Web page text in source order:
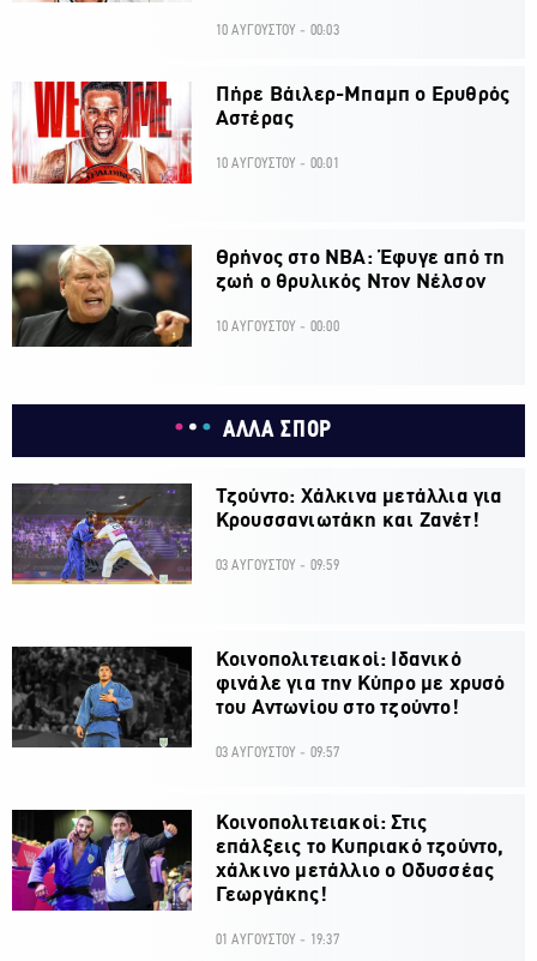
10 ΑΥΓΟΥΣΤΟΥ - 00:03
Πήρε Βάιλερ-Μπαμπ ο Ερυθρός
Αστέρας
10 ΑΥΓΟΥΣΤΟΥ - 00:01
Θρήνος στο ΝΒΑ: Έφυγε από τη
ζωή ο θρυλικός Ντον Νέλσον
10 ΑΥΓΟΥΣΤΟΥ - 00:00
ΑΛΛΑ ΣΠΟΡ
Τζούντο: Χάλκινα μετάλλια για
Κρουσσανιωτάκη και Ζανέτ!
03 ΑΥΓΟΥΣΤΟΥ - 09:59
Κοινοπολιτειακοί: Ιδανικό
φινάλε για την Κύπρο με χρυσό
του Αντωνίου στο τζούντο!
03 ΑΥΓΟΥΣΤΟΥ - 09:57
Κοινοπολιτειακοί: Στις
επάλξεις το Κυπριακό τζούντο,
χάλκινο μετάλλιο ο Οδυσσέας
Γεωργάκης!
01 ΑΥΓΟΥΣΤΟΥ - 19:37